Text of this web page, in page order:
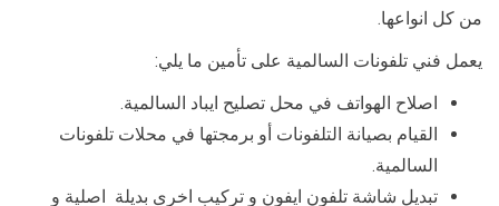
من كل انواعها.
يعمل فني تلفونات السالمية على تأمين ما يلي:
اصلاح الهواتف في محل تصليح ايباد السالمية.
القيام بصيانة التلفونات أو برمجتها في محلات تلفونات
السالمية.
تبديل شاشة تلفون ايفون و تركيب اخرى بديلة اصلية و